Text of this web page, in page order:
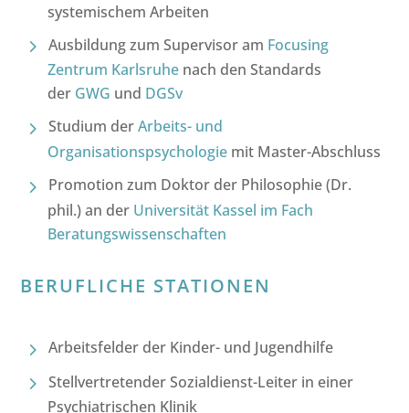
systemischem Arbeiten
Ausbildung zum Supervisor am Focusing
Zentrum Karlsruhe nach den Standards
der GWG und DGSv
Studium der Arbeits- und
Organisationspsychologie mit Master-Abschluss
Promotion zum Doktor der Philosophie (Dr.
phil.) an der Universität Kassel im Fach
Beratungswissenschaften
BERUFLICHE STATIONEN
Arbeitsfelder der Kinder- und Jugendhilfe
Stellvertretender Sozialdienst-Leiter in einer
Psychiatrischen Klinik